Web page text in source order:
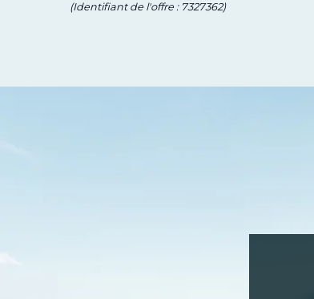
(Identifiant de l'offre : 7327362)